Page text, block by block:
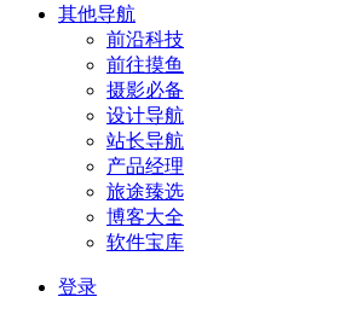
其他导航
前沿科技
前往摸鱼
摄影必备
设计导航
站长导航
产品经理
旅途臻选
博客大全
软件宝库
登录